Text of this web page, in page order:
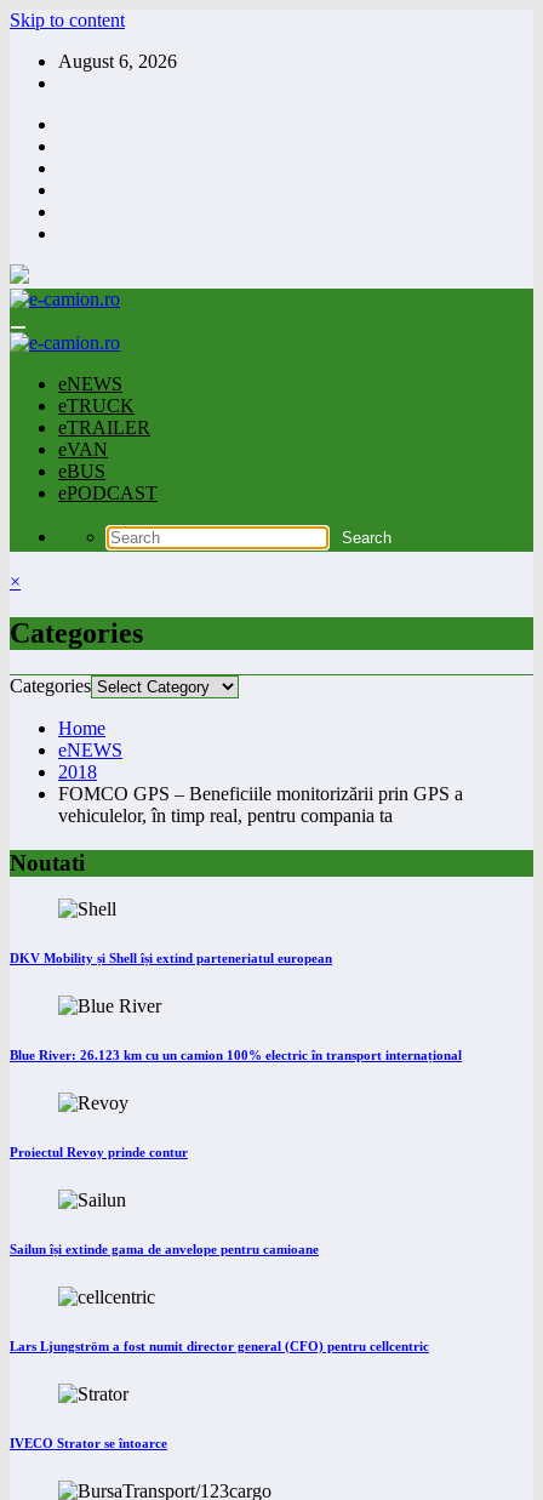
Skip to content
August 6, 2026
eNEWS
eTRUCK
eTRAILER
eVAN
eBUS
ePODCAST
×
Categories
Categories
Home
eNEWS
2018
FOMCO GPS – Beneficiile monitorizării prin GPS a
vehiculelor, în timp real, pentru compania ta
Noutati
DKV Mobility și Shell își extind parteneriatul european
Blue River: 26.123 km cu un camion 100% electric în transport internațional
Proiectul Revoy prinde contur
Sailun își extinde gama de anvelope pentru camioane
Lars Ljungström a fost numit director general (CFO) pentru cellcentric
IVECO Strator se întoarce